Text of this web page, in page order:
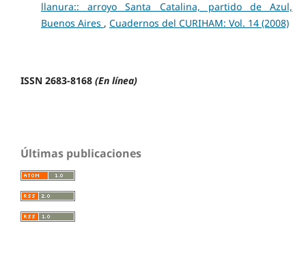
llanura:: arroyo Santa Catalina, partido de Azul,
Buenos Aires , Cuadernos del CURIHAM: Vol. 14 (2008)
ISSN 2683-8168 (En línea)
Últimas publicaciones